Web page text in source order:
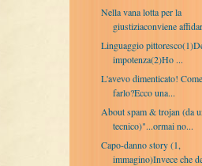
Nella vana lotta per la
giustiziaconviene
Linguaggio
impotenza(2)Ho ...
L'avevo dimenticato!
farlo?Ecco una...
About spam & trojan (da
tecnico)"...ormai no...
Capo-danno story (1,
immagino)Invece che